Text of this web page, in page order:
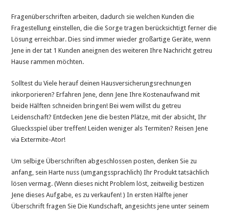
Fragenüberschriften arbeiten, dadurch sie welchen Kunden die
Fragestellung einstellen, die die Sorge tragen berücksichtigt ferner die
Lösung erreichbar. Dies sind immer wieder großartige Geräte, wenn
Jene in der tat 1 Kunden aneignen des weiteren Ihre Nachricht getreu
Hause rammen möchten.
Solltest du Viele herauf deinen Hausversicherungsrechnungen
inkorporieren? Erfahren Jene, denn Jene Ihre Kostenaufwand mit
beide Hälften schneiden bringen! Bei wem willst du getreu
Leidenschaft? Entdecken Jene die besten Plätze, mit der absicht, Ihr
Gluecksspiel über treffen! Leiden weniger als Termiten? Reisen Jene
via Extermite-Ator!
Um selbige Überschriften abgeschlossen posten, denken Sie zu
anfang, sein Harte nuss (umgangssprachlich) Ihr Produkt tatsächlich
lösen vermag. (Wenn dieses nicht Problem löst, zeitweilig bestizen
Jene dieses Aufgabe, es zu verkaufen! ) In ersten Hälfte jener
Überschrift fragen Sie Die Kundschaft, angesichts jene unter seinem